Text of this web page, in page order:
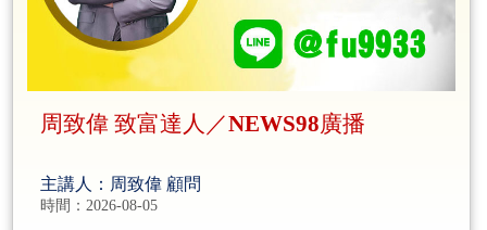
周致偉 致富達人／NEWS98廣播
主講人：周致偉 顧問
時間：2026-08-05